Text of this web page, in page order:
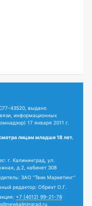
43520, выдано
информационных
17 января 2011 г.
лицам младше 18 лет.
г. Калининград, ул.
д.2, кабинет 308
ЗАО "Твик Маркетинг"
редактор: Обрехт О.Г.
+7 (4012) 99-21-76